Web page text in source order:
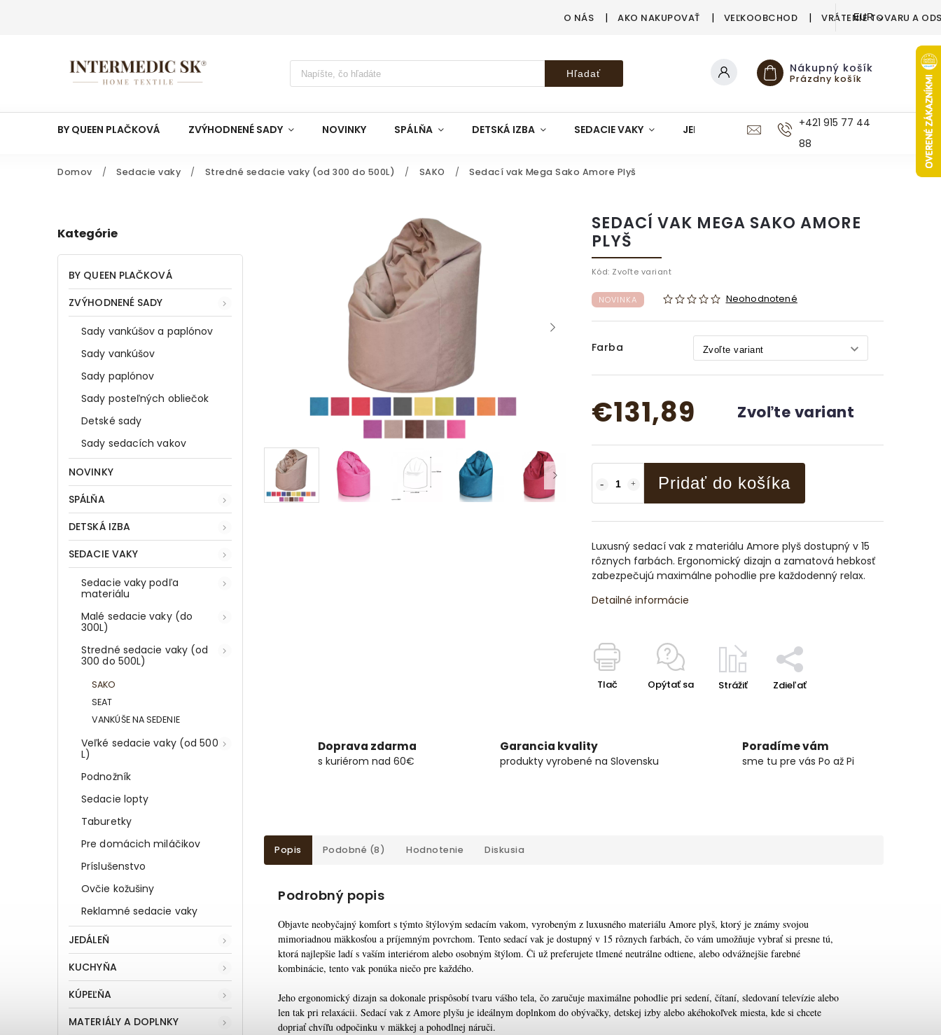
O NÁS AKO NAKUPOVAŤ VEĽKOOBCHOD VRÁTENIE TOVARU A
EUR
Hľadať Nákupný košík
Prázdny košík
BY QUEEN PLAČKOVÁ ZVÝHODNENÉ SADY NOVINKY SPÁLŇA DETSKÁ IZBA SEDACIE VAKY JEDÁLEŇ KUCHYŇA KÚPEĽŇA
+421 915 77 44
88
Domov / Sedacie vaky / Stredné sedacie vaky (od 300 do 500L) / SAKO / Sedací vak Mega Sako Amore Plyš
Kategórie
BY QUEEN PLAČKOVÁ
ZVÝHODNENÉ SADY
Sady vankúšov a paplónov
Sady vankúšov
Sady paplónov
Sady posteľných obliečok
Detské sady
Sady sedacích vakov
NOVINKY
SPÁLŇA
DETSKÁ IZBA
SEDACIE VAKY
Sedacie vaky podľa
materiálu
Malé sedacie vaky (do
300L)
Stredné sedacie vaky (od
300 do 500L)
SAKO
SEAT
VANKÚŠE NA SEDENIE
Veľké sedacie vaky (od 500
L)
Podnožník
Sedacie lopty
Taburetky
Pre domácich miláčikov
Príslušenstvo
Ovčie kožušiny
Reklamné sedacie vaky
JEDÁLEŇ
KUCHYŇA
KÚPEĽŇA
MATERIÁLY A DOPLNKY
SEDACÍ VAK MEGA SAKO AMORE
PLYŠ
Kód: Zvoľte variant
NOVINKA Neohodnotené
Farba
€131,89 Zvoľte variant
Pridať do košíka
Luxusný sedací vak z materiálu Amore plyš dostupný v 15
rôznych farbách. Ergonomický dizajn a zamatová hebkosť
zabezpečujú maximálne pohodlie pre každodenný relax.
Detailné informácie
Tlač Opýtať sa Strážiť Zdieľať
Doprava zdarma
s kuriérom nad 60€
Garancia kvality
produkty vyrobené na Slovensku
Poradíme vám
sme tu pre vás Po až Pi
Popis Podobné (8) Hodnotenie Diskusia
Podrobný popis
Objavte neobyčajný komfort s týmto štýlovým sedacím vakom, vyrobeným z luxusného materiálu Amore plyš, ktorý je známy svojou
mimoriadnou mäkkosťou a príjemným povrchom. Tento sedací vak je dostupný v 15 rôznych farbách, čo vám umožňuje vybrať si presne tú,
ktorá najlepšie ladí s vaším interiérom alebo osobným štýlom. Či už preferujete tlmené neutrálne odtiene, alebo odvážnejšie farebné
kombinácie, tento vak ponúka niečo pre každého.
Jeho ergonomický dizajn sa dokonale prispôsobí tvaru vášho tela, čo zaručuje maximálne pohodlie pri sedení, čítaní, sledovaní televízie alebo
len tak pri relaxácii. Sedací vak z Amore plyšu je ideálnym doplnkom do obývačky, detskej izby alebo akéhokoľvek miesta, kde si chcete
dopriať chvíľu odpočinku v mäkkej a pohodlnej náruči.